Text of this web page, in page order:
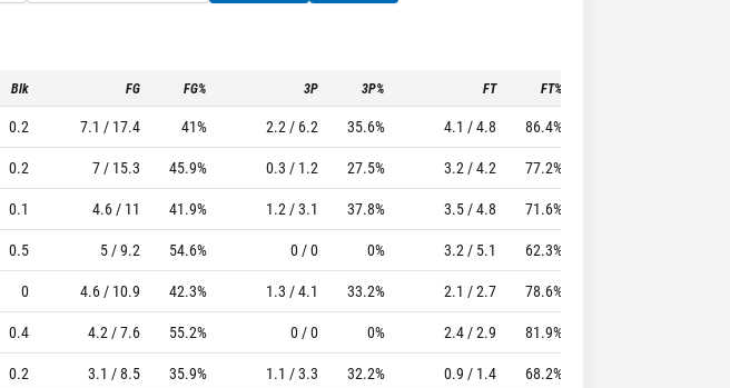
Blk FG FG% 3P 3P% FT FT%
0.2 7.1 / 17.4 41% 2.2 / 6.2 35.6% 4.1 / 4.8 86.4%
0.2 7 / 15.3 45.9% 0.3 / 1.2 27.5% 3.2 / 4.2 77.2%
0.1 4.6 / 11 41.9% 1.2 / 3.1 37.8% 3.5 / 4.8 71.6%
0.5 5 / 9.2 54.6% 0 / 0 0% 3.2 / 5.1 62.3%
0 4.6 / 10.9 42.3% 1.3 / 4.1 33.2% 2.1 / 2.7 78.6%
0.4 4.2 / 7.6 55.2% 0 / 0 0% 2.4 / 2.9 81.9%
0.2 3.1 / 8.5 35.9% 1.1 / 3.3 32.2% 0.9 / 1.4 68.2%